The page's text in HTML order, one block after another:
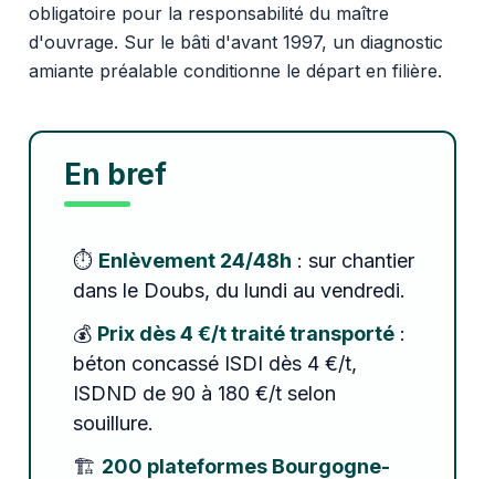
obligatoire pour la responsabilité du maître
d'ouvrage. Sur le bâti d'avant 1997, un diagnostic
amiante préalable conditionne le départ en filière.
En bref
⏱️ Enlèvement 24/48h : sur chantier
dans le Doubs, du lundi au vendredi.
💰 Prix dès 4 €/t traité transporté:
béton concassé ISDI dès 4 €/t,
ISDND de 90 à 180 €/t selon
souillure.
🏗️ 200 plateformes Bourgogne-